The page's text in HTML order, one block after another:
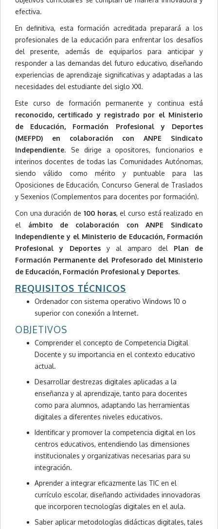
efectiva.
En definitiva, esta formación acreditada preparará a los
profesionales de la educación para enfrentar los desafíos
del presente, además de equiparlos para anticipar y
responder a las demandas del futuro educativo, diseñando
experiencias de aprendizaje significativas y adaptadas a las
necesidades del estudiante del siglo XXI.
Este curso de formación permanente y continua está
reconocido, certificado y registrado por el Ministerio
de Educación, Formación Profesional y Deportes
(MEFPD) en colaboración con ANPE Sindicato
Independiente. Se dirige a opositores, funcionarios e
interinos docentes de todas las Comunidades Autónomas,
siendo válido como mérito y puntuable para las
Oposiciones de Educación, Concurso General de Traslados
y Sexenios (Complementos para docentes por formación).
Con una duración de 100 horas, el curso está realizado en
el ámbito de colaboración con ANPE Sindicato
Independiente y el Ministerio de Educación, Formación
Profesional y Deportesy al amparo del Plan de
Formación Permanente del Profesorado del Ministerio
de Educación, Formación Profesional y Deportes.
REQUISITOS TÉCNICOS
Ordenador con sistema operativo Windows 10 o
superior con conexión a Internet.
OBJETIVOS
Comprender el concepto de Competencia Digital
Docente y su importancia en el contexto educativo
actual.
Desarrollar destrezas digitales aplicadas a la
enseñanza y al aprendizaje, tanto para docentes
como para alumnos, adaptando las herramientas
digitales a diferentes niveles educativos.
Identificar y promover la competencia digital en los
centros educativos, entendiendo las dimensiones
institucionales y organizativas necesarias para su
integración.
Aprender a integrar eficazmente las TIC en el
currículo escolar, diseñando actividades innovadoras
que incorporen tecnologías digitales en el aula.
Saber aplicar metodologías didácticas digitales, tales